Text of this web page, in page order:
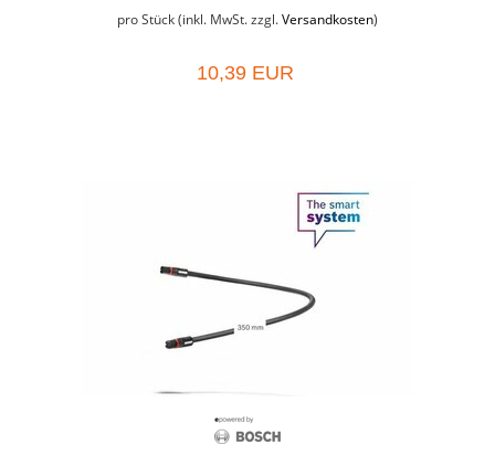
pro Stück (inkl. MwSt. zzgl. Versandkosten)
10,39 EUR